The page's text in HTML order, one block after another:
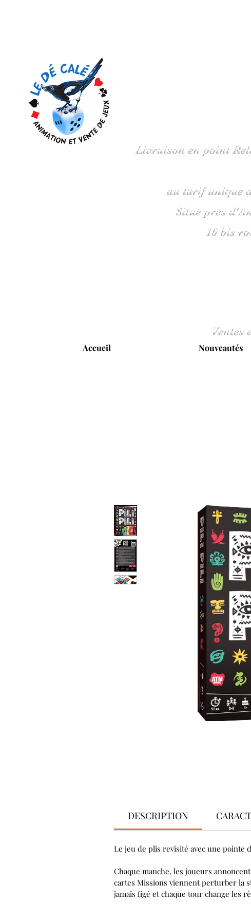
Livraison en point
au tarif unique
Situé près
16 bis
Ventes
Accueil Nouveautés
DESCRIPTION
Le jeu de plis revisité avec une pointe
Chaque manche, les joueurs
cartes Missions viennent perturber la
jamais figé et chaque tour change les